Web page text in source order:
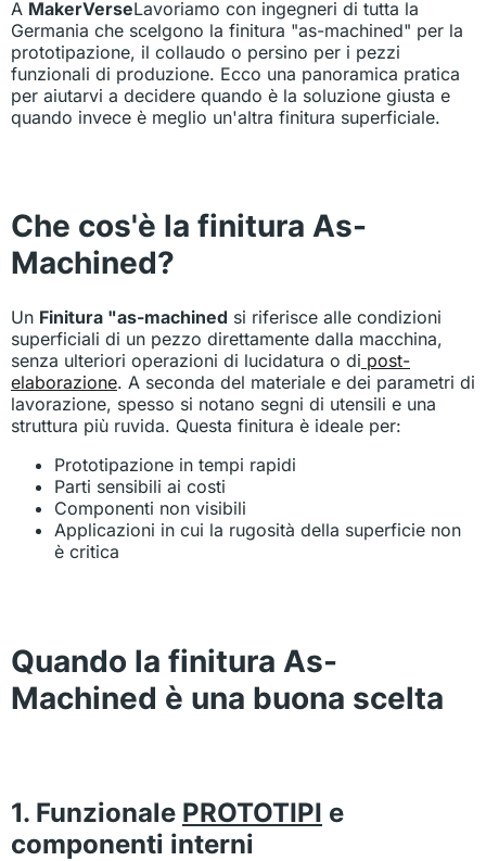
A MakerVerseLavoriamo con ingegneri di tutta la
Germania che scelgono la finitura "as-machined" per la
prototipazione, il collaudo o persino per i pezzi
funzionali di produzione. Ecco una panoramica pratica
per aiutarvi a decidere quando è la soluzione giusta e
quando invece è meglio un'altra finitura superficiale.
Che cos'è la finitura As-
Machined?
Un Finitura "as-machined si riferisce alle condizioni
superficiali di un pezzo direttamente dalla macchina,
senza ulteriori operazioni di lucidatura o di post-
elaborazione. A seconda del materiale e dei parametri di
lavorazione, spesso si notano segni di utensili e una
struttura più ruvida. Questa finitura è ideale per:
Prototipazione in tempi rapidi
Parti sensibili ai costi
Componenti non visibili
Applicazioni in cui la rugosità della superficie non
è critica
Quando la finitura As-
Machined è una buona scelta
1. Funzionale PROTOTIPI e
componenti interni